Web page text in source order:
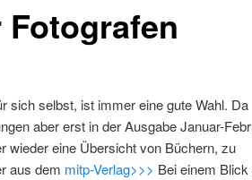
sich selbst, ist immer eine gute Wahl. Da
aber erst in der Ausgabe Januar-
wieder eine Übersicht von Büchern, zu
aus dem mitp-Verlag>>> Bei einem Blick